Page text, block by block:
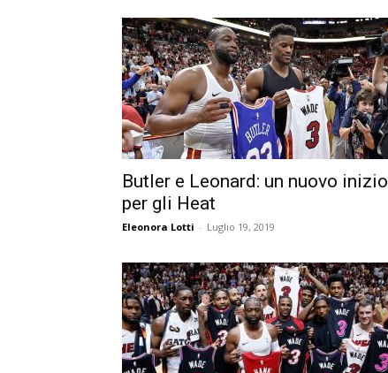
Butler e Leonard: un nuovo inizio
per gli Heat
Eleonora Lotti - Luglio 19, 2019